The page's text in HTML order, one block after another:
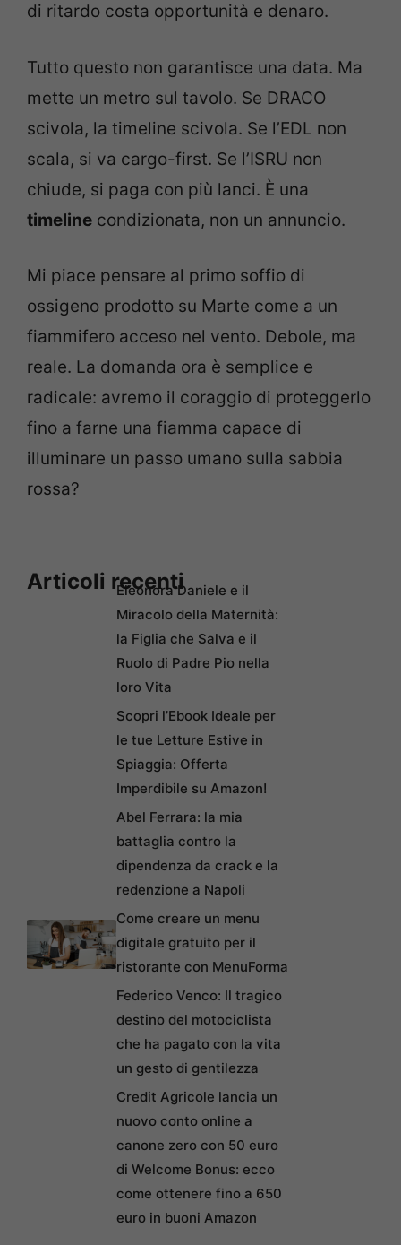
di ritardo costa opportunità e denaro.
Tutto questo non garantisce una data. Ma
mette un metro sul tavolo. Se DRACO
scivola, la timeline scivola. Se l’EDL non
scala, si va cargo-first. Se l’ISRU non
chiude, si paga con più lanci. È una
timeline condizionata, non un annuncio.
Mi piace pensare al primo soffio di
ossigeno prodotto su Marte come a un
fiammifero acceso nel vento. Debole, ma
reale. La domanda ora è semplice e
radicale: avremo il coraggio di proteggerlo
fino a farne una fiamma capace di
illuminare un passo umano sulla sabbia
rossa?
Articoli recentiEleonora Daniele e il
Miracolo della Maternità:
la Figlia che Salva e il
Ruolo di Padre Pio nella
loro Vita
Scopri l’Ebook Ideale per
le tue Letture Estive in
Spiaggia: Offerta
Imperdibile su Amazon!
Abel Ferrara: la mia
battaglia contro la
dipendenza da crack e la
redenzione a Napoli
Come creare un menu
digitale gratuito per il
ristorante con MenuForma
Federico Venco: Il tragico
destino del motociclista
che ha pagato con la vita
un gesto di gentilezza
Credit Agricole lancia un
nuovo conto online a
canone zero con 50 euro
di Welcome Bonus: ecco
come ottenere fino a 650
euro in buoni Amazon